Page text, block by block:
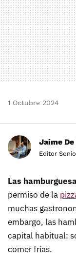
1 Octubre 2024
Jaime
Editor
Las
permiso de la
muchas
embargo, las
capital habitual:
comer frías.